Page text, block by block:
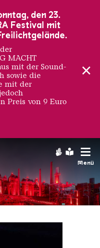
Menü
in Rot
den 23.
Festival mit
MACHT
mit der Sound-
sowie die
mit der
Preis von 9 Euro